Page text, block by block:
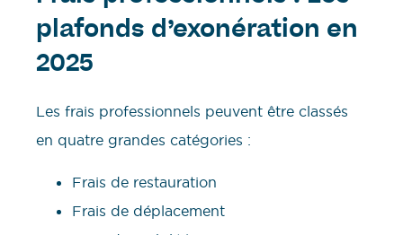
plafonds d’exonération en
2025
Les frais professionnels peuvent être classés
en quatre grandes catégories :
Frais de restauration
Frais de déplacement